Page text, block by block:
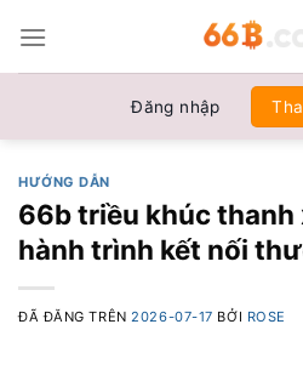
đến
nội
Đăng nhập
HƯỚNG DẪN
66b triều khúc thanh
hành trình kết nối
ĐÃ ĐĂNG TRÊN 2026-07-17 BỞI ROSE